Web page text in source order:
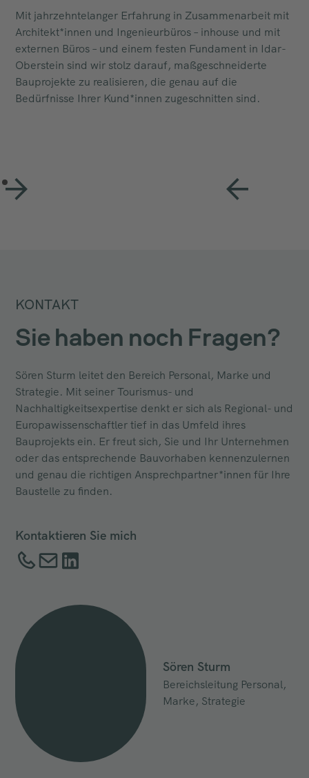
Mit jahrzehntelanger Erfahrung in Zusammenarbeit mit
Architekt*innen und Ingenieurbüros – inhouse und mit
externen Büros – und einem festen Fundament in Idar-
Oberstein sind wir stolz darauf, maßgeschneiderte
Bauprojekte zu realisieren, die genau auf die
Bedürfnisse Ihrer Kund*innen zugeschnitten sind.
KONTAKT
Sie haben noch Fragen?
Sören Sturm leitet den Bereich Personal, Marke und
Strategie. Mit seiner Tourismus- und
Nachhaltigkeitsexpertise denkt er sich als Regional- und
Europawissenschaftler tief in das Umfeld ihres
Bauprojekts ein. Er freut sich, Sie und Ihr Unternehmen
oder das entsprechende Bauvorhaben kennenzulernen
und genau die richtigen Ansprechpartner*innen für Ihre
Baustelle zu finden.
Kontaktieren Sie mich
Sören Sturm
Bereichsleitung Personal,
Marke, Strategie